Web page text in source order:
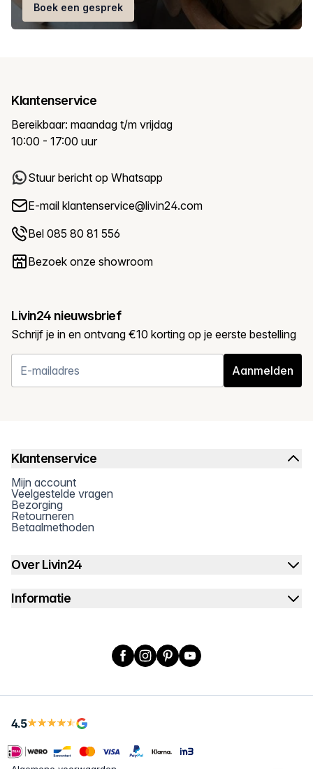
Boek een gesprek
Klantenservice
Bereikbaar: maandag t/m vrijdag
10:00 - 17:00 uur
Stuur bericht op Whatsapp
E-mail klantenservice@livin24.com
Bel 085 80 81 556
Bezoek onze showroom
Livin24 nieuwsbrief
Schrijf je in en ontvang €10 korting op je eerste bestelling
Aanmelden
Klantenservice
Mijn account
Veelgestelde vragen
Bezorging
Retourneren
Betaalmethoden
Over Livin24
Informatie
Facebook
Instagram
PinterestYouTube
4.5